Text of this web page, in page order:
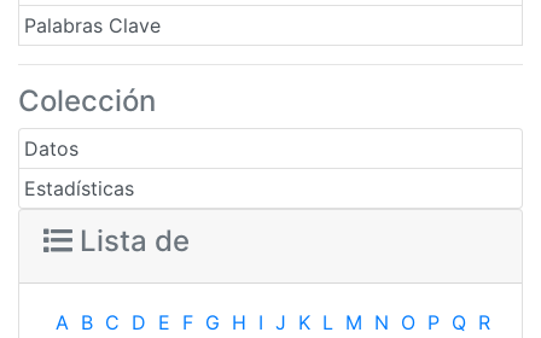
Palabras Clave
Colección
Datos
Estadísticas
Lista de
A B C D E F G H I J K L M N O P Q R